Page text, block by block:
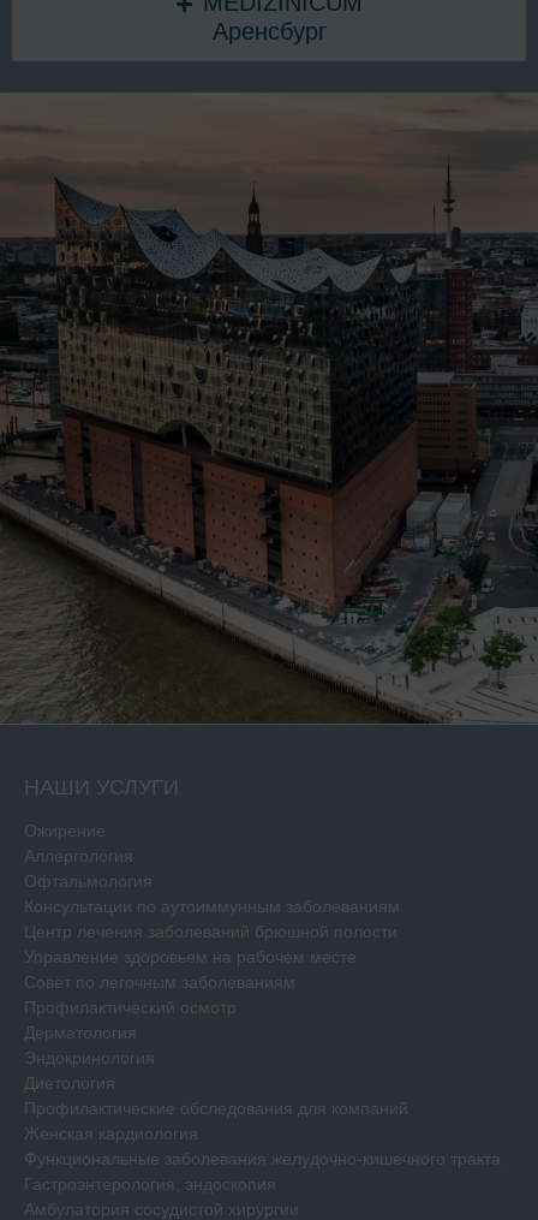
Аренсбург
НАШИ УСЛУГИ
Ожирение
Аллергология
Офтальмология
Консультации по аутоиммунным заболеваниям
Центр лечения заболеваний брюшной полости
Управление здоровьем на рабочем месте
Совет по легочным заболеваниям
Профилактический осмотр
Дерматология
Эндокринология
Диетология
Профилактические обследования для компаний
Женская кардиология
Функциональные заболевания желудочно-кишечного тракта
Гастроэнтерология, эндоскопия
Амбулатория сосудистой хирургии